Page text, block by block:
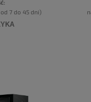
7 do 45 dni)